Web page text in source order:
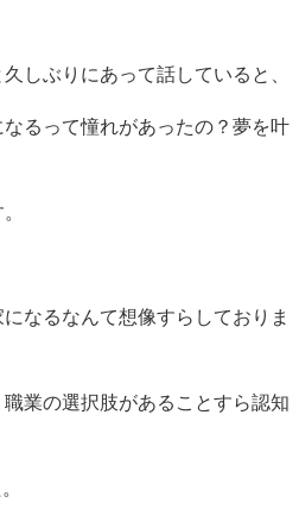
しぶりにあって話していると、
るって憧れがあったの？夢を叶
なるなんて想像すらしておりま
業の選択肢があることすら認知